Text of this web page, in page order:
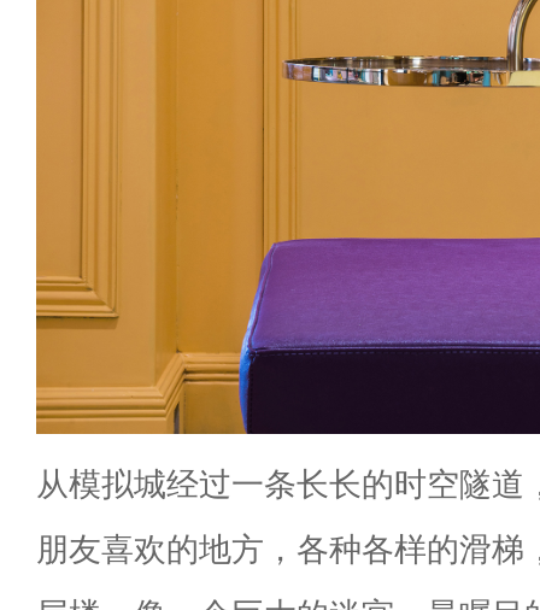
从模拟城经过一条长长的时空隧道
朋友喜欢的地方，各种各样的滑梯